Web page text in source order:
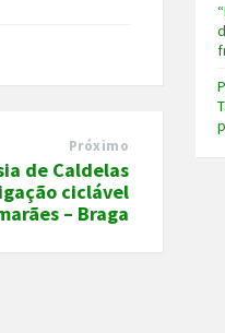
Próximo
de Caldelas
ciclável
– Braga